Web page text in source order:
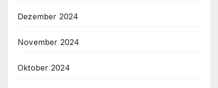
Dezember 2024
November 2024
Oktober 2024